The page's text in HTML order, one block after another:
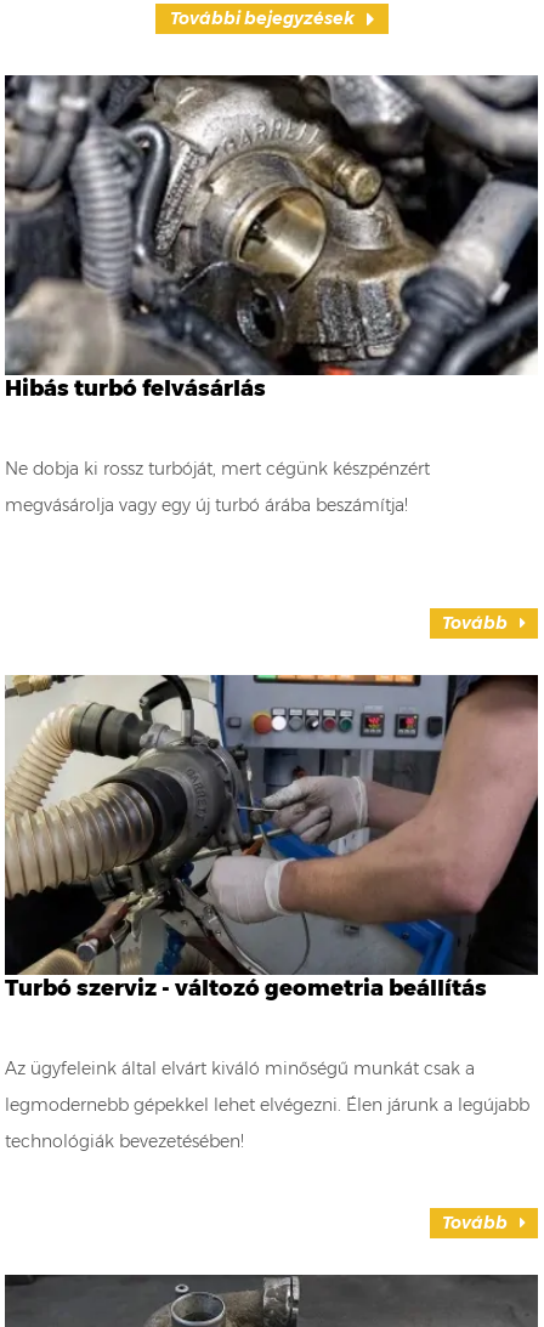
További bejegyzések
Hibás turbó felvásárlás
Ne dobja ki rossz turbóját, mert cégünk készpénzért
megvásárolja vagy egy új turbó árába beszámítja!
Tovább
Turbó szerviz - változó geometria beállítás
Az ügyfeleink által elvárt kiváló minőségű munkát csak a
legmodernebb gépekkel lehet elvégezni. Élen járunk a legújabb
technológiák bevezetésében!
Tovább